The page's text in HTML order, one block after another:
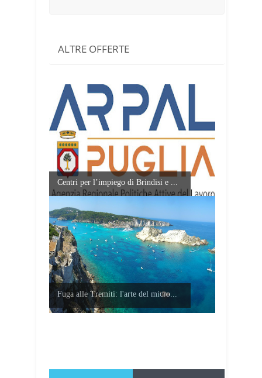
ALTRE OFFERTE
Centri per l’impiego di Brindisi e ...
Fuga alle Tremiti: l'arte del micro...